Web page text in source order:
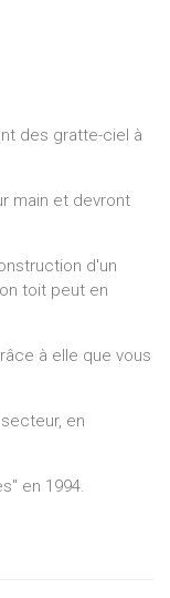
des gratte-ciel à
main et devront
d'un
toit peut en
à elle que vous
en
en 1994.